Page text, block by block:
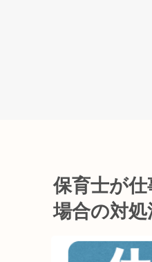
保育士が
場合の対処